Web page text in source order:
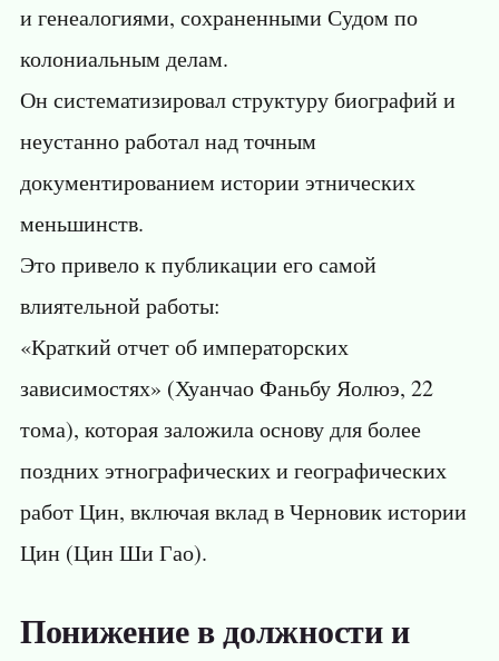
и генеалогиями, сохраненными Судом по
колониальным делам.
Он систематизировал структуру биографий и
неустанно работал над точным
документированием истории этнических
меньшинств.
Это привело к публикации его самой
влиятельной работы:
«Краткий отчет об императорских
зависимостях» (Хуанчао Фаньбу Яолюэ, 22
тома), которая заложила основу для более
поздних этнографических и географических
работ Цин, включая вклад в Черновик истории
Цин (Цин Ши Гао).
Понижение в должности и